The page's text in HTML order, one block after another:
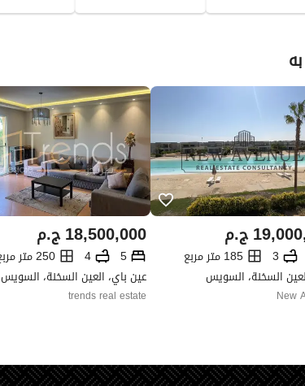
ج.م
3
185 متر مربع
السخنة، السويس
New
ج.م18,500,000
5
4
250 متر مربع
عين باي، العين السخنة، السويس
trends real estate